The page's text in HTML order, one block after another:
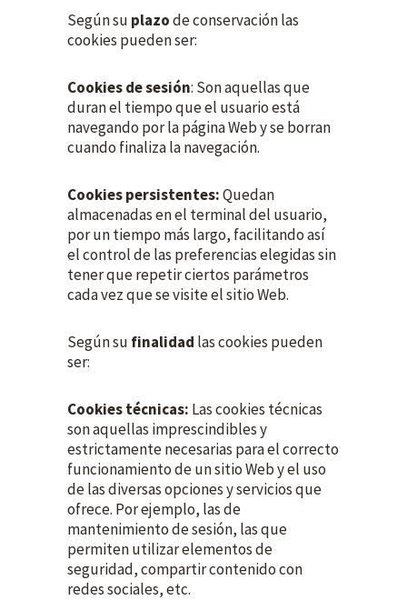
Según su plazode conservación las
cookies pueden ser:
Cookies de sesión: Son aquellas que
duran el tiempo que el usuario está
navegando por la página Web y se borran
cuando finaliza la navegación.
Cookies persistentes:Quedan
almacenadas en el terminal del usuario,
por un tiempo más largo, facilitando así
el control de las preferencias elegidas sin
tener que repetir ciertos parámetros
cada vez que se visite el sitio Web.
Según su finalidad las cookies pueden
ser:
Cookies técnicas: Las cookies técnicas
son aquellas imprescindibles y
estrictamente necesarias para el correcto
funcionamiento de un sitio Web y el uso
de las diversas opciones y servicios que
ofrece. Por ejemplo, las de
mantenimiento de sesión, las que
permiten utilizar elementos de
seguridad, compartir contenido con
redes sociales, etc.